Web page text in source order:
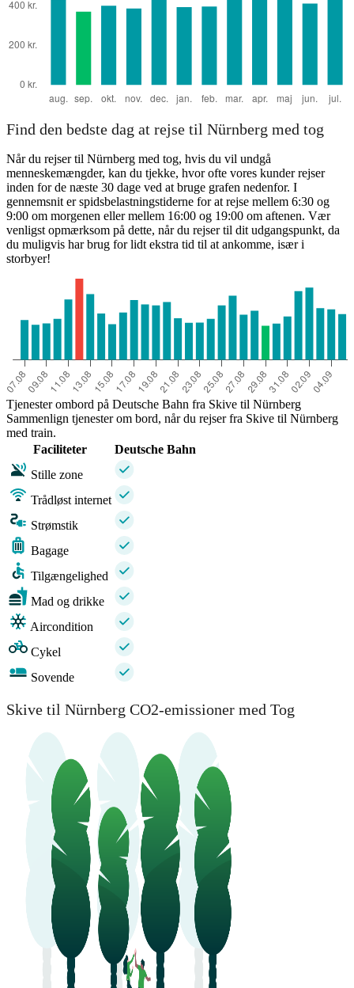
Find den bedste dag at rejse til Nürnberg med tog
Når du rejser til Nürnberg med tog, hvis du vil undgå
menneskemængder, kan du tjekke, hvor ofte vores kunder rejser
inden for de næste 30 dage ved at bruge grafen nedenfor. I
gennemsnit er spidsbelastningstiderne for at rejse mellem 6:30 og
9:00 om morgenen eller mellem 16:00 og 19:00 om aftenen. Vær
venligst opmærksom på dette, når du rejser til dit udgangspunkt, da
du muligvis har brug for lidt ekstra tid til at ankomme, især i
storbyer!
Tjenester ombord på Deutsche Bahn fra Skive til Nürnberg
Sammenlign tjenester om bord, når du rejser fra Skive til Nürnberg
med train.
Faciliteter
Deutsche Bahn
Stille zone
Trådløst internet
Strømstik
Bagage
Tilgængelighed
Mad og drikke
Aircondition
Cykel
Sovende
Skive til Nürnberg CO2-emissioner med Tog